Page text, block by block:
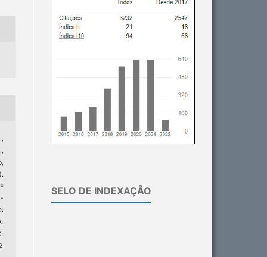
SELO DE INDEXAÇÃO